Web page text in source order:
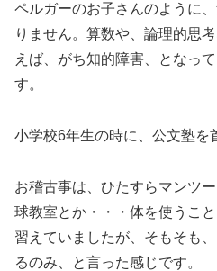
ペルガーのお子さんのように
りません。算数や、論理的思
えば、がち知的障害、となっ
す。
小学校6年生の時に、公文塾を
お稽古事は、ひたすらマンツ
球教室とか・・・体を使うこ
習えていましたが、そもそも
るのみ、と言った感じです。